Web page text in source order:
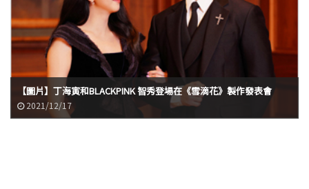
【圖片】丁海寅和BLACKPINK 智秀登場在《雪滴花》製作發表會
2021/12/17